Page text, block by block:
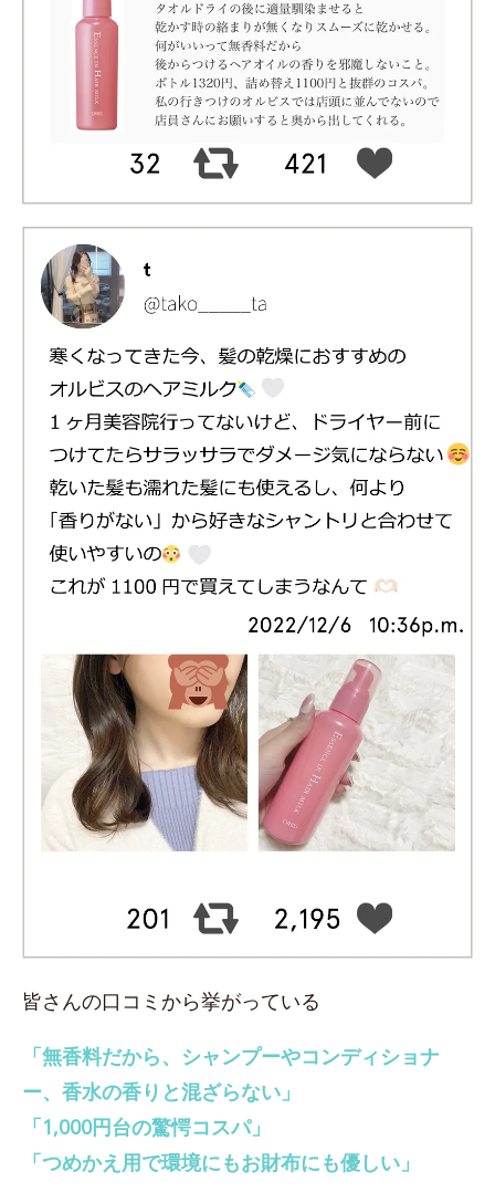
皆さんの口コミから挙がっている
「無香料だから、シャンプーやコンディショナ
ー、香水の香りと混ざらない」
「1,000円台の驚愕コスパ」
「つめかえ用で環境にもお財布にも優しい」